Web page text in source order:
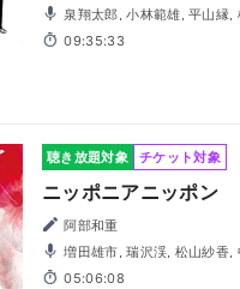
中村圭佑, 水口まつり, 櫻井菜々絵
09:35:33
聴き放題対象 チケット対象
ニッポニアニッポン
阿部和重
増田雄市, 瑞沢渓, 松山紗香, 中村圭佑, 竹中勇人, 小林範
雄
05:06:08